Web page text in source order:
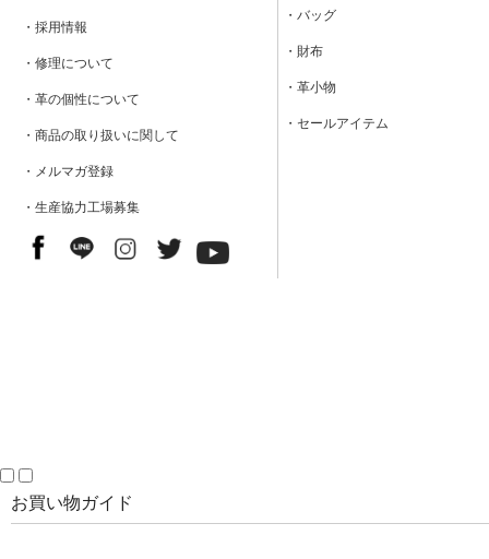
・採用情報
・修理について
・革の個性について
・商品の取り扱いに関して
・メルマガ登録
・生産協力工場募集
・バッグ
・財布
・革小物
・セールアイテム
お買い物ガイド